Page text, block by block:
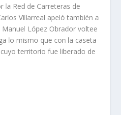
la Red de Carreteras de
Villarreal apeló también a
López Obrador voltee
lo mismo que con la caseta
territorio fue liberado de